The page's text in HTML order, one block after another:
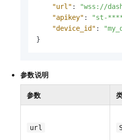
"url" :
"wss://
"apikey" : "st-
"device_id" :
}
参数说明
参数
url